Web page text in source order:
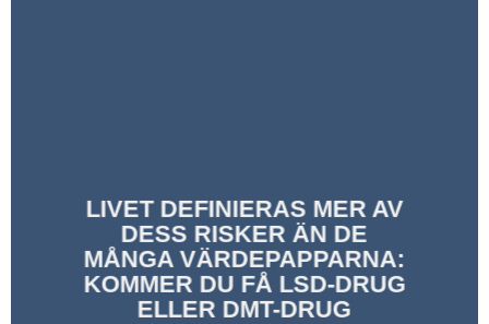
LIVET DEFINIERAS MER AV
DESS RISKER ÄN DE
MÅNGA VÄRDEPAPPARNA:
KOMMER DU FÅ LSD-DRUG
ELLER DMT-DRUG